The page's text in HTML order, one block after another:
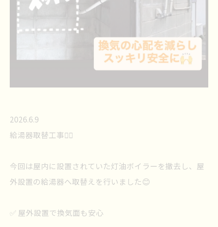
2026.6.9
給湯器取替工事👷‍♀️
今回は屋内に設置されていた灯油ボイラーを撤去し、屋
外設置の給湯器へ取替えを行いました😊
✅ 屋外設置で換気面も安心